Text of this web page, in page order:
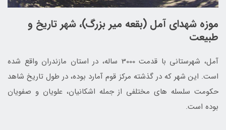
موزه شهدای آمل (بقعه میر بزرگ)، شهر تاریخ و
طبیعت
آمل، شهرستانی با قدمت 3000 ساله، در استان مازندران واقع شده
است. این شهر که در گذشته مرکز قوم آمارد بوده، در طول تاریخ شاهد
حکومت سلسله های مختلفی از جمله اشکانیان، علویان و صفویان
بوده است.